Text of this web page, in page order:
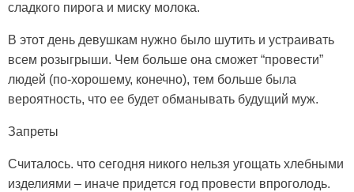
сладкого пирога и миску молока.
В этот день девушкам нужно было шутить и устраивать
всем розыгрыши. Чем больше она сможет “провести”
людей (по-хорошему, конечно), тем больше была
вероятность, что ее будет обманывать будущий муж.
Запреты
Считалось. что сегодня никого нельзя угощать хлебными
изделиями – иначе придется год провести впроголодь.